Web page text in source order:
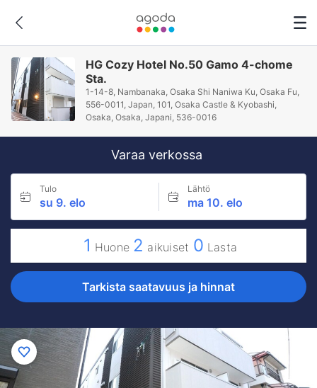
HG Cozy Hotel No.50 Gamo 4-chome
Sta.
1-14-8, Nambanaka, Osaka Shi Naniwa Ku, Osaka Fu,
556-0011, Japan, 101, Osaka Castle & Kyobashi,
Osaka, Osaka, Japani, 536-0016
Varaa verkossa
Tulo
su 9. elo
Lähtö
ma 10. elo
1 Huone 2 aikuiset 0 Lasta
Tarkista saatavuus ja hinnat